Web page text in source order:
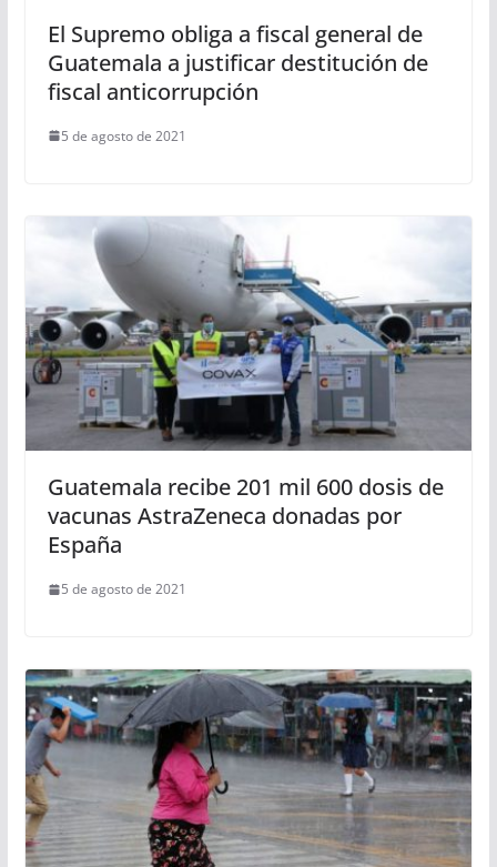
El Supremo obliga a fiscal general de
Guatemala a justificar destitución de
fiscal anticorrupción
5 de agosto de 2021
Guatemala recibe 201 mil 600 dosis de
vacunas AstraZeneca donadas por
España
5 de agosto de 2021